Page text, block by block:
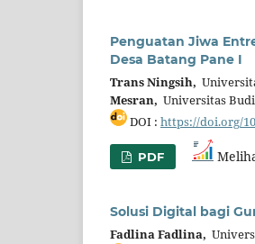
Penguatan Jiwa
Desa Batang Pane I
Trans Ningsih,
Mesran, Universitas
DOI : https://doi.org/
PDF
Solusi Digital bagi
Fadlina Fadlina,